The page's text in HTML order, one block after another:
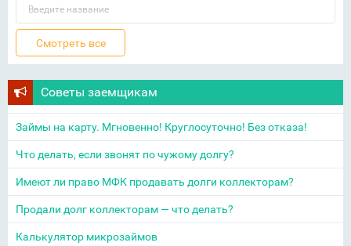
Советы заемщикам
Займы на карту. Мгновенно! Круглосуточно! Без отказа!
Что делать, если звонят по чужому долгу?
Имеют ли право МФК продавать долги коллекторам?
Продали долг коллекторам — что делать?
Калькулятор микрозаймов